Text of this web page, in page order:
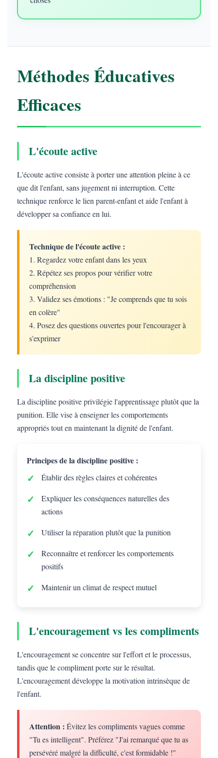
Méthodes Éducatives
Efficaces
L'écoute active
L'écoute active consiste à porter une attention pleine à ce
que dit l'enfant, sans jugement ni interruption. Cette
technique renforce le lien parent-enfant et aide l'enfant à
développer sa confiance en lui.
Technique de l'écoute active :
1. Regardez votre enfant dans les yeux
2. Répétez ses propos pour vérifier votre
compréhension
3. Validez ses émotions : "Je comprends que tu sois
en colère"
4. Posez des questions ouvertes pour l'encourager à
s'exprimer
La discipline positive
La discipline positive privilégie l'apprentissage plutôt que la
punition. Elle vise à enseigner les comportements
appropriés tout en maintenant la dignité de l'enfant.
Principes de la discipline positive :
Établir des règles claires et cohérentes
Expliquer les conséquences naturelles des
actions
Utiliser la réparation plutôt que la punition
Reconnaître et renforcer les comportements
positifs
Maintenir un climat de respect mutuel
L'encouragement vs les compliments
L'encouragement se concentre sur l'effort et le processus,
tandis que le compliment porte sur le résultat.
L'encouragement développe la motivation intrinsèque de
l'enfant.
Attention : Évitez les compliments vagues comme
"Tu es intelligent". Préférez "J'ai remarqué que tu as
persévéré malgré la difficulté, c'est formidable !"